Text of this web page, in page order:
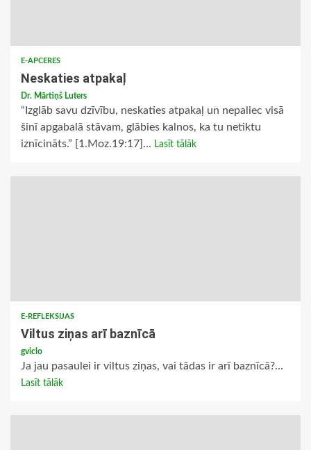
E-APCERES
Neskaties atpakaļ
Dr. Mārtiņš Luters
“Izglāb savu dzīvību, neskaties atpakaļ un nepaliec visā
šinī apgabalā stāvam, glābies kalnos, ka tu netiktu
iznīcināts.” [1.Moz.19:17]... Lasīt tālāk
E-REFLEKSIJAS
Viltus ziņas arī baznīcā
gviclo
Ja jau pasaulei ir viltus ziņas, vai tādas ir arī baznīcā?...
Lasīt tālāk